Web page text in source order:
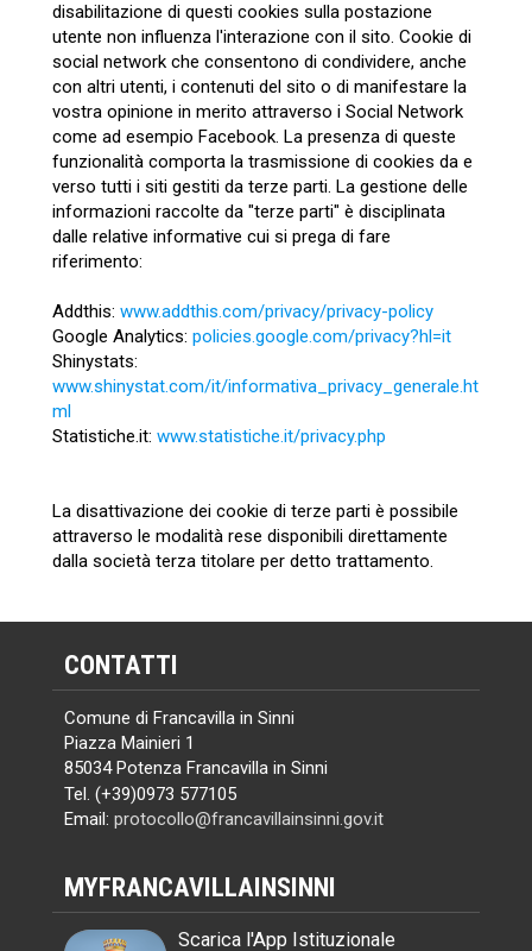
disabilitazione di questi cookies sulla postazione
utente non influenza l'interazione con il sito. Cookie di
social network che consentono di condividere, anche
con altri utenti, i contenuti del sito o di manifestare la
vostra opinione in merito attraverso i Social Network
come ad esempio Facebook. La presenza di queste
funzionalità comporta la trasmissione di cookies da e
verso tutti i siti gestiti da terze parti. La gestione delle
informazioni raccolte da "terze parti" è disciplinata
dalle relative informative cui si prega di fare
riferimento:
Addthis: www.addthis.com/privacy/privacy-policy
Google Analytics: policies.google.com/privacy?hl=it
Shinystats:
www.shinystat.com/it/informativa_privacy_generale.ht
ml
Statistiche.it: www.statistiche.it/privacy.php
La disattivazione dei cookie di terze parti è possibile
attraverso le modalità rese disponibili direttamente
dalla società terza titolare per detto trattamento.
CONTATTI
Comune di Francavilla in Sinni
Piazza Mainieri 1
85034 Potenza Francavilla in Sinni
Tel. (+39)0973 577105
Email: protocollo@francavillainsinni.gov.it
MYFRANCAVILLAINSINNI
Scarica l'App Istituzionale